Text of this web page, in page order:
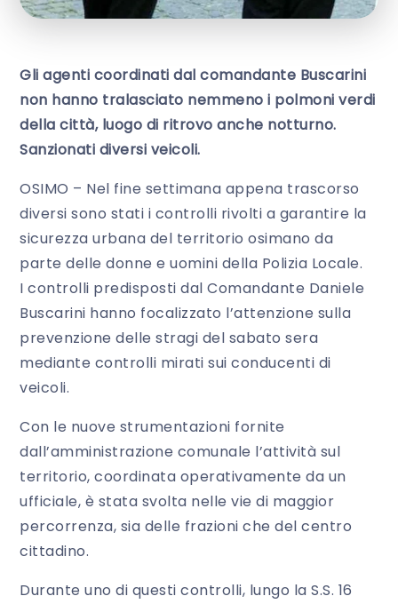
Gli agenti coordinati dal comandante Buscarini
non hanno tralasciato nemmeno i polmoni verdi
della città, luogo di ritrovo anche notturno.
Sanzionati diversi veicoli.
OSIMO – Nel fine settimana appena trascorso
diversi sono stati i controlli rivolti a garantire la
sicurezza urbana del territorio osimano da
parte delle donne e uomini della Polizia Locale.
I controlli predisposti dal Comandante Daniele
Buscarini hanno focalizzato l’attenzione sulla
prevenzione delle stragi del sabato sera
mediante controlli mirati sui conducenti di
veicoli.
Con le nuove strumentazioni fornite
dall’amministrazione comunale l’attività sul
territorio, coordinata operativamente da un
ufficiale, è stata svolta nelle vie di maggior
percorrenza, sia delle frazioni che del centro
cittadino.
Durante uno di questi controlli, lungo la S.S. 16